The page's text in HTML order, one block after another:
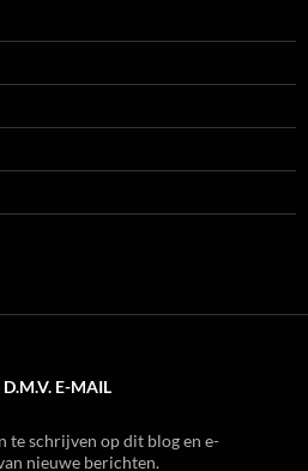
D.M.V. E-MAIL
te schrijven op dit blog en e-
nieuwe berichten.